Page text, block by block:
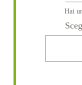
Hai